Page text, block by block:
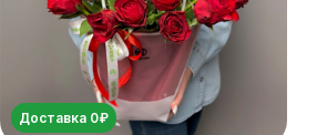
Доставка 0₽